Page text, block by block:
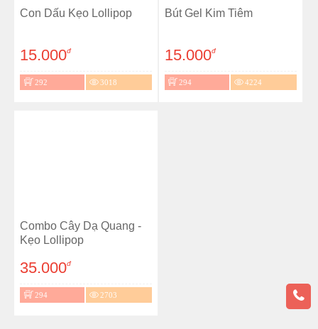
Con Dấu Kẹo Lollipop
15.000đ
292 3018
Bút Gel Kim Tiêm
15.000đ
294 4224
Combo Cây Dạ Quang -
Kẹo Lollipop
35.000đ
294 2703